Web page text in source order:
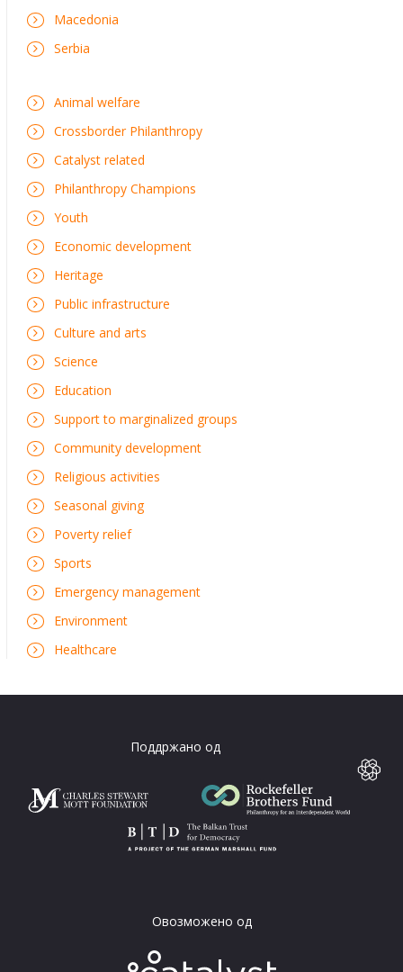
Macedonia
Serbia
Animal welfare
Crossborder Philanthropy
Catalyst related
Philanthropy Champions
Youth
Economic development
Heritage
Public infrastructure
Culture and arts
Science
Education
Support to marginalized groups
Community development
Religious activities
Seasonal giving
Poverty relief
Sports
Emergency management
Environment
Healthcare
Поддржано од
Овозможено од